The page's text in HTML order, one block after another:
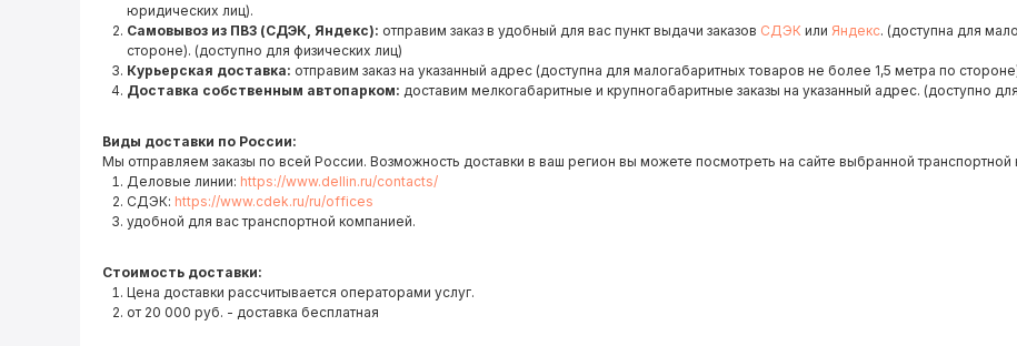
юридических лиц).
Самовывоз из ПВЗ (СДЭК, Яндекс): отправим заказ в удобный для вас пункт выдачи заказов СДЭК или Яндекс. (доступна для
стороне). (доступно для физических лиц)
Курьерская доставка: отправим заказ на указанный адрес (доступна для малогабаритных товаров не более 1,5 метра по
Доставка собственным автопарком: доставим мелкогабаритные и крупногабаритные заказы на указанный адрес. (доступно
Виды доставки по России:
Мы отправляем заказы по всей России. Возможность доставки в ваш регион вы можете посмотреть на сайте выбранной транспортной
Деловые линии: https://www.dellin.ru/contacts/
СДЭК: https://www.cdek.ru/ru/offices
удобной для вас транспортной компанией.
Стоимость доставки:
Цена доставки рассчитывается операторами услуг.
от 20 000 руб. - доставка бесплатная